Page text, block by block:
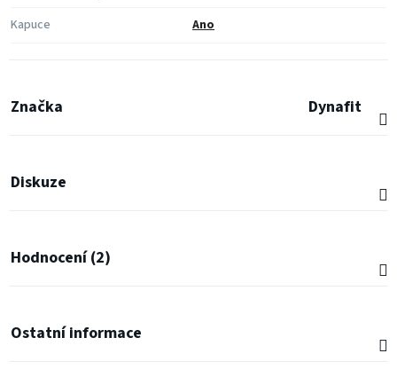
Kapuce
Ano
Značka Dynafit
Diskuze
Hodnocení (2)
Ostatní informace